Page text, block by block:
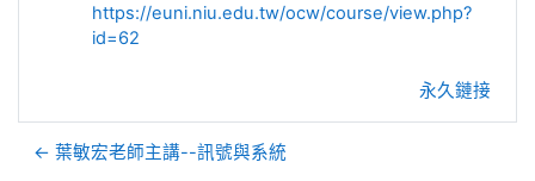
https://euni.niu.edu.tw/ocw/course/view.php?
id=62
永久鏈接
← 葉敏宏老師主講--訊號與系統